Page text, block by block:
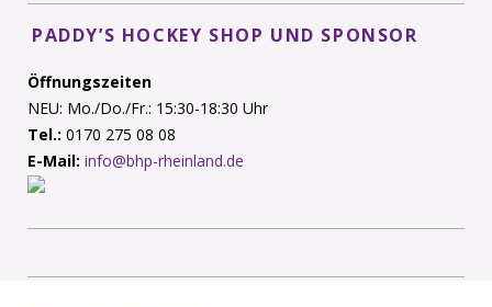
PADDY’S HOCKEY SHOP UND SPONSOR
Öffnungszeiten
NEU: Mo./Do./Fr.: 15:30-18:30 Uhr
Tel.: 0170 275 08 08
E-Mail: info@bhp-rheinland.de